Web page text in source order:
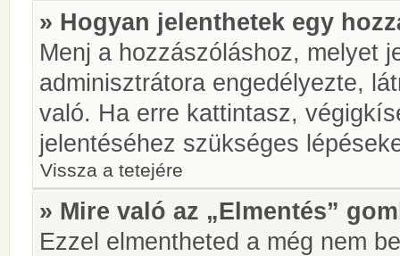
» Hogyan jelenthetek egy
Menj a hozzászóláshoz, melyet
adminisztrátora engedélyezte,
való. Ha erre kattintasz,
jelentéséhez szükséges
Vissza a tetejére
» Mire való az „Elmentés”
Ezzel elmentheted a még nem